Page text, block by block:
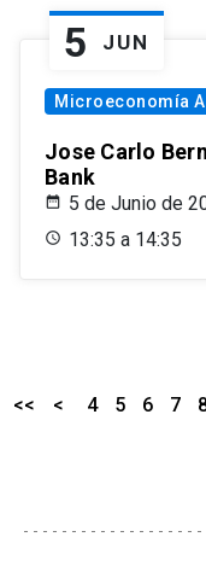
5 JUN
Microeconomía
Jose Carlo
Bank
5 de Junio de
13:35 a 14:35
<< < 4 5 6 7